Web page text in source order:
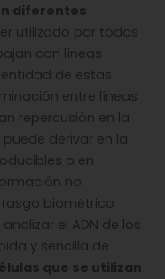
diferentes
utilizado por todos
con líneas
de estas
entre líneas
repercusión en la
derivar en la
o en
no
rasgo biométrico
el ADN de los
y sencilla de
que se utilizan